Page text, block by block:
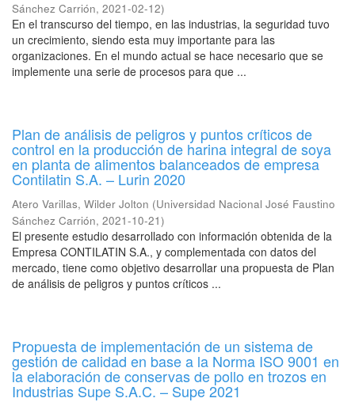
Sánchez Carrión, 2021-02-12)
En el transcurso del tiempo, en las industrias, la seguridad tuvo
un crecimiento, siendo esta muy importante para las
organizaciones. En el mundo actual se hace necesario que se
implemente una serie de procesos para que ...
Plan de análisis de peligros y puntos críticos de
control en la producción de harina integral de soya
en planta de alimentos balanceados de empresa
Contilatin S.A. – Lurin 2020
Atero Varillas, Wilder Jolton (Universidad Nacional José Faustino
Sánchez Carrión, 2021-10-21)
El presente estudio desarrollado con información obtenida de la
Empresa CONTILATIN S.A., y complementada con datos del
mercado, tiene como objetivo desarrollar una propuesta de Plan
de análisis de peligros y puntos críticos ...
Propuesta de implementación de un sistema de
gestión de calidad en base a la Norma ISO 9001 en
la elaboración de conservas de pollo en trozos en
Industrias Supe S.A.C. – Supe 2021